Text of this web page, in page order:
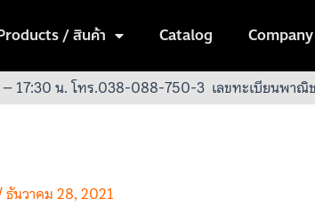
/ สินค้า Catalog
17:30 น.โทร.038-088-750-3 เลขทะเบียนพา
ธันวาคม 28, 2021